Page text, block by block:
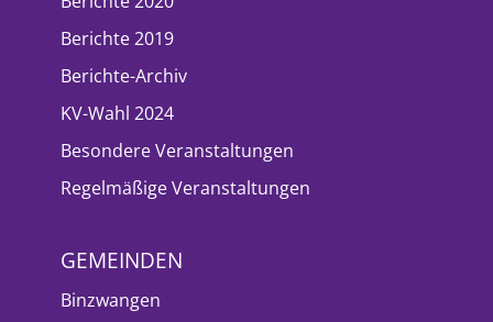
Berichte 2019
Berichte-Archiv
KV-Wahl 2024
Besondere Veranstaltungen
Regelmäßige Veranstaltungen
GEMEINDEN
Binzwangen